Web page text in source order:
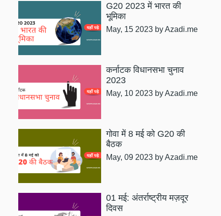
G20 2023 में भारत की
भूमिका
May, 15 2023 by Azadi.me
कर्नाटक विधानसभा चुनाव
2023
May, 10 2023 by Azadi.me
गोवा में 8 मई को G20 की
बैठक
May, 09 2023 by Azadi.me
01 मई: अंतर्राष्ट्रीय मज़दूर
दिवस